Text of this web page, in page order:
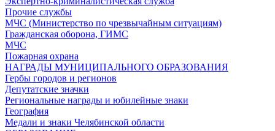
Прочие службы
МЧС (Министерство по чрезвычайным ситуациям)
Гражданская оборона, ГИМС
МЧС
Пожарная охрана
НАГРАДЫ МУНИЦИПАЛЬНОГО ОБРАЗОВАНИЯ
Гербы городов и регионов
Депутатские значки
Региональные награды и юбилейные знаки
География
Медали и знаки Челябинской области